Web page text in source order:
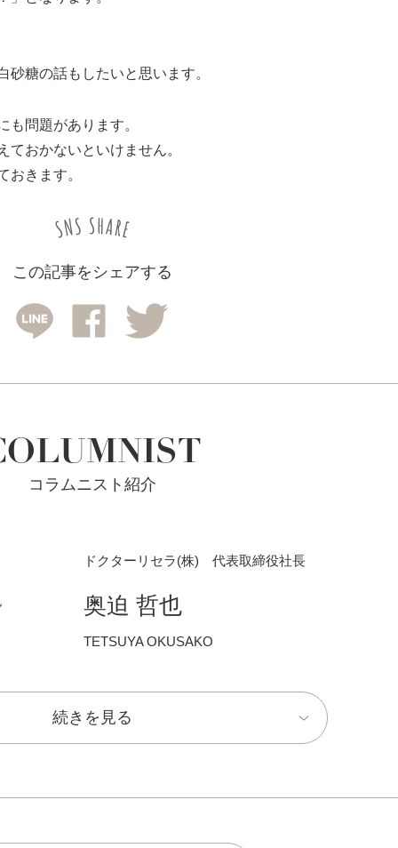
糖の話もしたいと思います。
も問題があります。
おかないといけません。
おきます。
この記事をシェアする
コラムニスト紹介
ドクターリセラ(株) 代表取締役社長
奥迫 哲也
TETSUYA OKUSAKO
続きを見る